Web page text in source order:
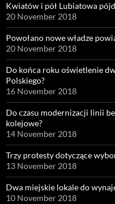
Kwiatów i pół Lubiatowa
20 November 2018
Powołano nowe władze
20 November 2018
Do końca roku oświetlenie
Polskiego?
16 November 2018
Do czasu modernizacji linii
kolejowe?
14 November 2018
Trzy protesty dotyczące
13 November 2018
Dwa miejskie lokale do
10 November 2018